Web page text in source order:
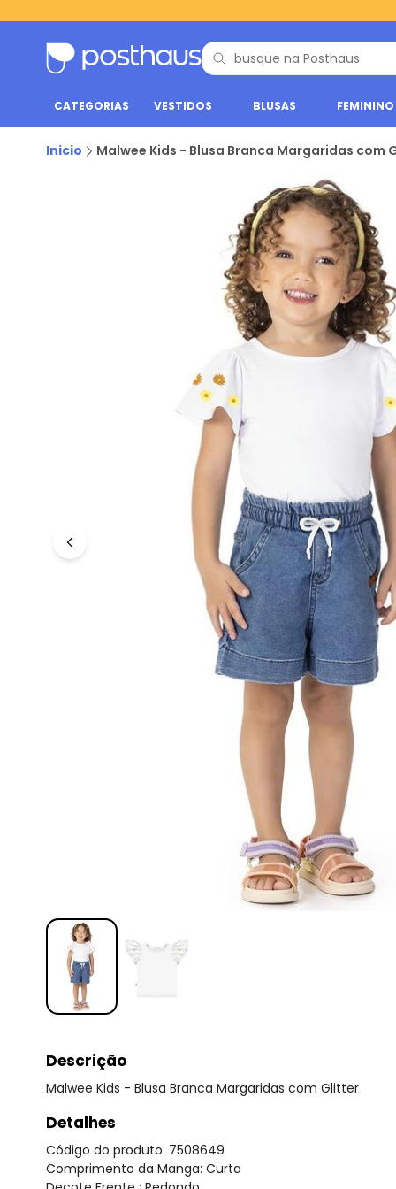
CATEGORIAS VESTIDOS BLUSAS FEMININO
Inicio Malwee Kids - Blusa Branca Margaridas com
Descrição
Malwee Kids - Blusa Branca Margaridas com Glitter
Detalhes
Código do produto: 7508649
Comprimento da Manga: Curta